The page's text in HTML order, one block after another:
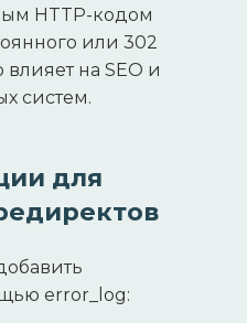
HTTP-кодом
или 302
на SEO и
систем.
для
error_log: